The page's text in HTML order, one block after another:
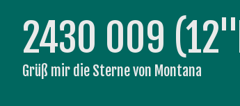
2430 009
Grüß mir die Sterne von Montana